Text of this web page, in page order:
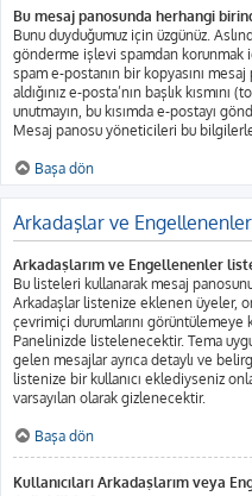
Bu mesaj panosunda herhangi
Bunu duyduğumuz için üzgünüz.
gönderme işlevi spamdan korunmak
spam e-postanın bir kopyasını
aldığınız e-posta’nın başlık
unutmayın, bu kısımda e-postayı
Mesaj panosu yöneticileri bu
Başa dön
Arkadaşlar ve Engellenenler
Arkadaşlarım ve Engellenenler
Bu listeleri kullanarak mesaj
Arkadaşlar listenize eklenen üyeler,
çevrimiçi durumlarını görüntülemeye
Panelinizde listelenecektir. Tema
gelen mesajlar ayrıca detaylı ve
listenize bir kullanıcı eklediyseniz
varsayılan olarak gizlenecektir.
Başa dön
Kullanıcıları Arkadaşlarım veya